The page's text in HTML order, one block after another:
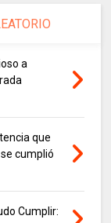
a
que
cumplió
Cumplir: